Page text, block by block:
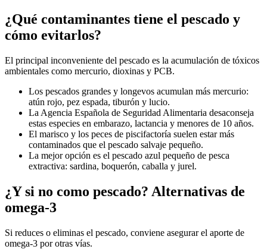
¿Qué contaminantes tiene el pescado y
cómo evitarlos?
El principal inconveniente del pescado es la acumulación de tóxicos
ambientales como mercurio, dioxinas y PCB.
Los pescados grandes y longevos acumulan más mercurio:
atún rojo, pez espada, tiburón y lucio.
La Agencia Española de Seguridad Alimentaria desaconseja
estas especies en embarazo, lactancia y menores de 10 años.
El marisco y los peces de piscifactoría suelen estar más
contaminados que el pescado salvaje pequeño.
La mejor opción es el pescado azul pequeño de pesca
extractiva: sardina, boquerón, caballa y jurel.
¿Y si no como pescado? Alternativas de
omega-3
Si reduces o eliminas el pescado, conviene asegurar el aporte de
omega-3 por otras vías.